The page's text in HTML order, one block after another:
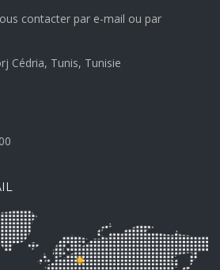
contacter par e-mail ou par
Cédria, Tunis, Tunisie